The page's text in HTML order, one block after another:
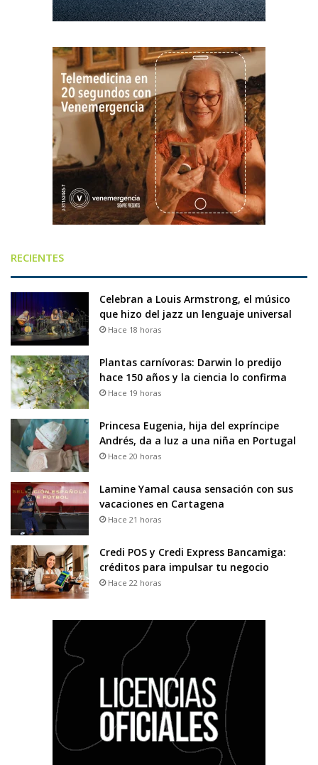
RECIENTES
Celebran a Louis Armstrong, el músico
que hizo del jazz un lenguaje universal
Hace 18 horas
Plantas carnívoras: Darwin lo predijo
hace 150 años y la ciencia lo confirma
Hace 19 horas
Princesa Eugenia, hija del expríncipe
Andrés, da a luz a una niña en Portugal
Hace 20 horas
Lamine Yamal causa sensación con sus
vacaciones en Cartagena
Hace 21 horas
Credi POS y Credi Express Bancamiga:
créditos para impulsar tu negocio
Hace 22 horas